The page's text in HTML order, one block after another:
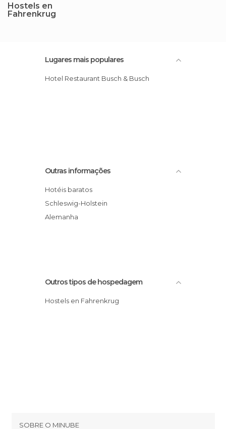
Hostels en
Fahrenkrug
Lugares mais populares
Hotel Restaurant Busch & Busch
Outras informações
Hotéis baratos
Schleswig-Holstein
Alemanha
Outros tipos de hospedagem
Hostels en Fahrenkrug
SOBRE O MINUBE